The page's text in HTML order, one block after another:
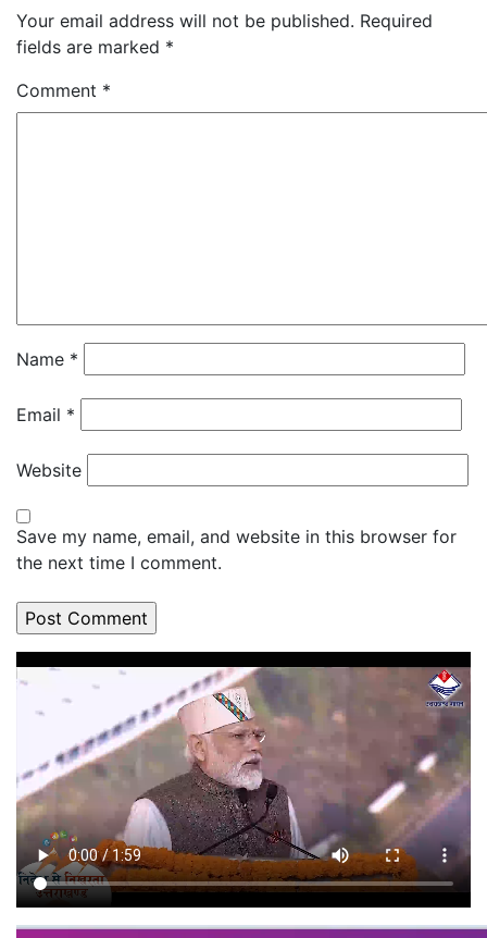
Your email address will not be published. Required
fields are marked *
Comment *
Name *
Email *
Website
Save my name, email, and website in this browser for
the next time I comment.